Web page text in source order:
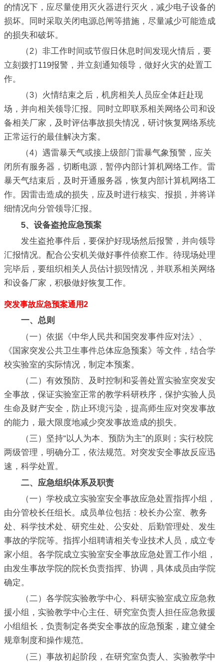
的情况下，应尽量使用灭火器进行灭火，减少电子设备的
损坏。同时采取关闭电源总闸等措施，尽量减少可能造成
的损失和破坏。
（2）非工作时间或节假日休息时间发现火情后，要
立刻拨打119报警，并立刻通知领导，做好火灾的处置工
作。
（3）火情结束之后，机房相关人员应全体赶赴现
场，并向相关领导汇报。同时立即联系相关网络公司和设
备相关厂家，及时评估事故损失情况，研讨恢复网络系统
正常运行的最佳解决方案。
（4）遇雷暴天气或接上级部门雷暴气象预警，应关
闭所有服务器，切断电源，暂停内部计算机网络工作。雷
暴天气结束后，及时开通服务器，恢复内部计算机网络工
作。因雷击造成的损失，应及时进行核实、报损，并将详
细情况向分管领导汇报。
5、设备盗抢应急预案
发生盗抢事件后，要保护好现场然后报警，并向领导
汇报情况。配合公安机关做好事件侦察工作。待现场处理
完毕后，要组织相关人员估计损毁情况，并联系相关网络
和设备厂家，积极做好恢复工作。
突发事故应急预案通用2
一、总则
（一）依据《中华人民共和国突发事件应对法》、
《国家突发公共卫生事件总体应急预案》等文件，结合学
校实验室的实际情况，制定本预案。
（二）有效预防、及时控制和妥善处置实验室突发安
全事故，保证实验室正常的教学科研秩序，保护实验人员
生命及财产安全，防止环境污染，提高师生应对突发事故
的能力，最大限度地减少突发事故造成的损失。
（三）坚持“以人为本、预防为主”的原则；实行校院
两级管理，明确分工，依法规范。对突发安全事故反应迅
速，科学处置。
二、应急组织体系及职责
（一）学校成立实验室安全事故应急处置指挥小组，
由分管校长任组长。成员单位包括：校长办公室、教务
处、科学技术处、研究生处、公安处、后勤管理处、发生
事故的学院等。指挥小组聘请相关专业技术人员，成立专
家小组。各学院成立实验室安全事故应急处置工作小组，
由发生事故学院的院长负责指挥、协调，具体成员由学院
确定。
（二）各学院实验教学中心、科研实验室成立应急救
援小组，实验教学中心主任、研究室负责人担任应急救援
小组组长，负责制定各类安全事故的应急预案，建立健全
规章制度和操作规范。
（三）事故初起阶段，在研究室负责人、实验教学中